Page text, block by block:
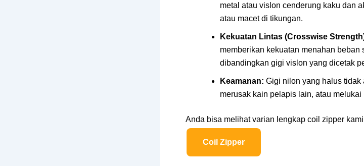
metal atau vislon cenderung kaku dan
atau macet di tikungan.
Kekuatan Lintas (Crosswise
memberikan kekuatan menahan beban
dibandingkan gigi vislon yang dicetak
Keamanan: Gigi nilon yang halus tidak
merusak kain pelapis lain, atau
Anda bisa melihat varian lengkap coil zipper
Coil Zipper